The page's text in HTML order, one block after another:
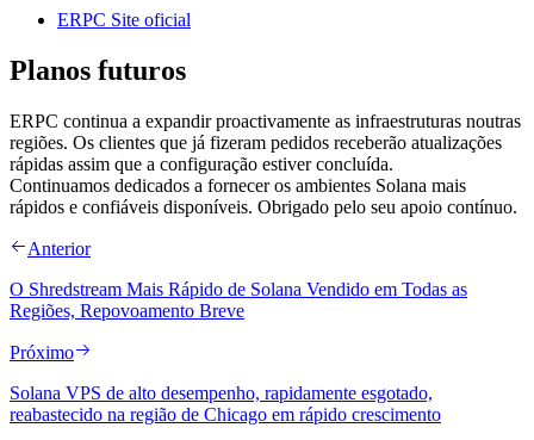
ERPC Site oficial
Planos futuros
ERPC continua a expandir proactivamente as infraestruturas noutras
regiões. Os clientes que já fizeram pedidos receberão atualizações
rápidas assim que a configuração estiver concluída.
Continuamos dedicados a fornecer os ambientes Solana mais
rápidos e confiáveis disponíveis. Obrigado pelo seu apoio contínuo.
Anterior
O Shredstream Mais Rápido de Solana Vendido em Todas as
Regiões, Repovoamento Breve
Próximo
Solana VPS de alto desempenho, rapidamente esgotado,
reabastecido na região de Chicago em rápido crescimento